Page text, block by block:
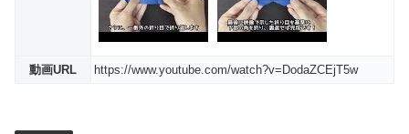
動画URL https://www.youtube.com/watch?v=DodaZCEjT5w